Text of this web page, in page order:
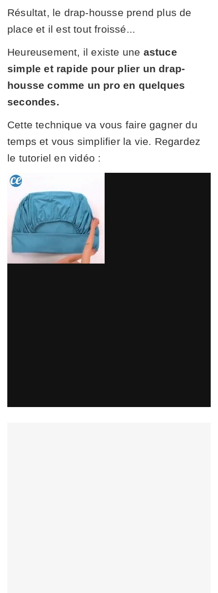
Résultat, le drap-housse prend plus de
place et il est tout froissé...
Heureusement, il existe une astuce
simple et rapide pour plier un drap-
housse comme un pro en quelques
secondes.
Cette technique va vous faire gagner du
temps et vous simplifier la vie. Regardez
le tutoriel en vidéo :